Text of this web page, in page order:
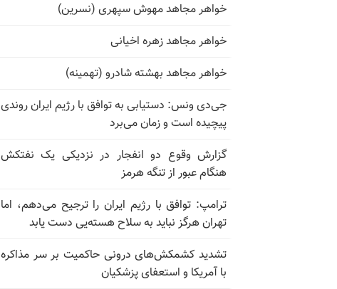
خواهر مجاهد مهوش سپهری (نسرین)
خواهر مجاهد زهره اخیانی
خواهر مجاهد بهشته شادرو (تهمینه)
جی‌دی ونس: دستیابی به توافق با رژیم ایران روندی
پیچیده است و زمان می‌برد
گزارش وقوع دو انفجار در نزدیکی یک نفتکش
هنگام عبور از تنگه هرمز
ترامپ: توافق با رژیم ایران را ترجیح می‌دهم، اما
تهران هرگز نباید به سلاح هسته‌یی دست یابد
تشدید کشمکش‌های درونی حاکمیت بر سر مذاکره
با آمریکا و استعفای پزشکیان